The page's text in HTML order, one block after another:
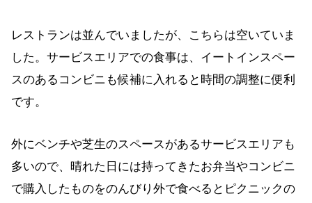
レストランは並んでいましたが、こちらは空いていま
した。サービスエリアでの食事は、イートインスペー
スのあるコンビニも候補に入れると時間の調整に便利
です。
外にベンチや芝生のスペースがあるサービスエリアも
多いので、晴れた日には持ってきたお弁当やコンビニ
で購入したものをのんびり外で食べるとピクニックの